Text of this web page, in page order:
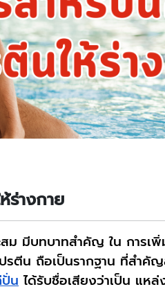
ร่างกาย
ม มีบทบาทสำคัญ ใน การ
รตีน ถือเป็นรากฐาน ที่สำคั
น ได้รับชื่อเสียงว่าเป็น แห